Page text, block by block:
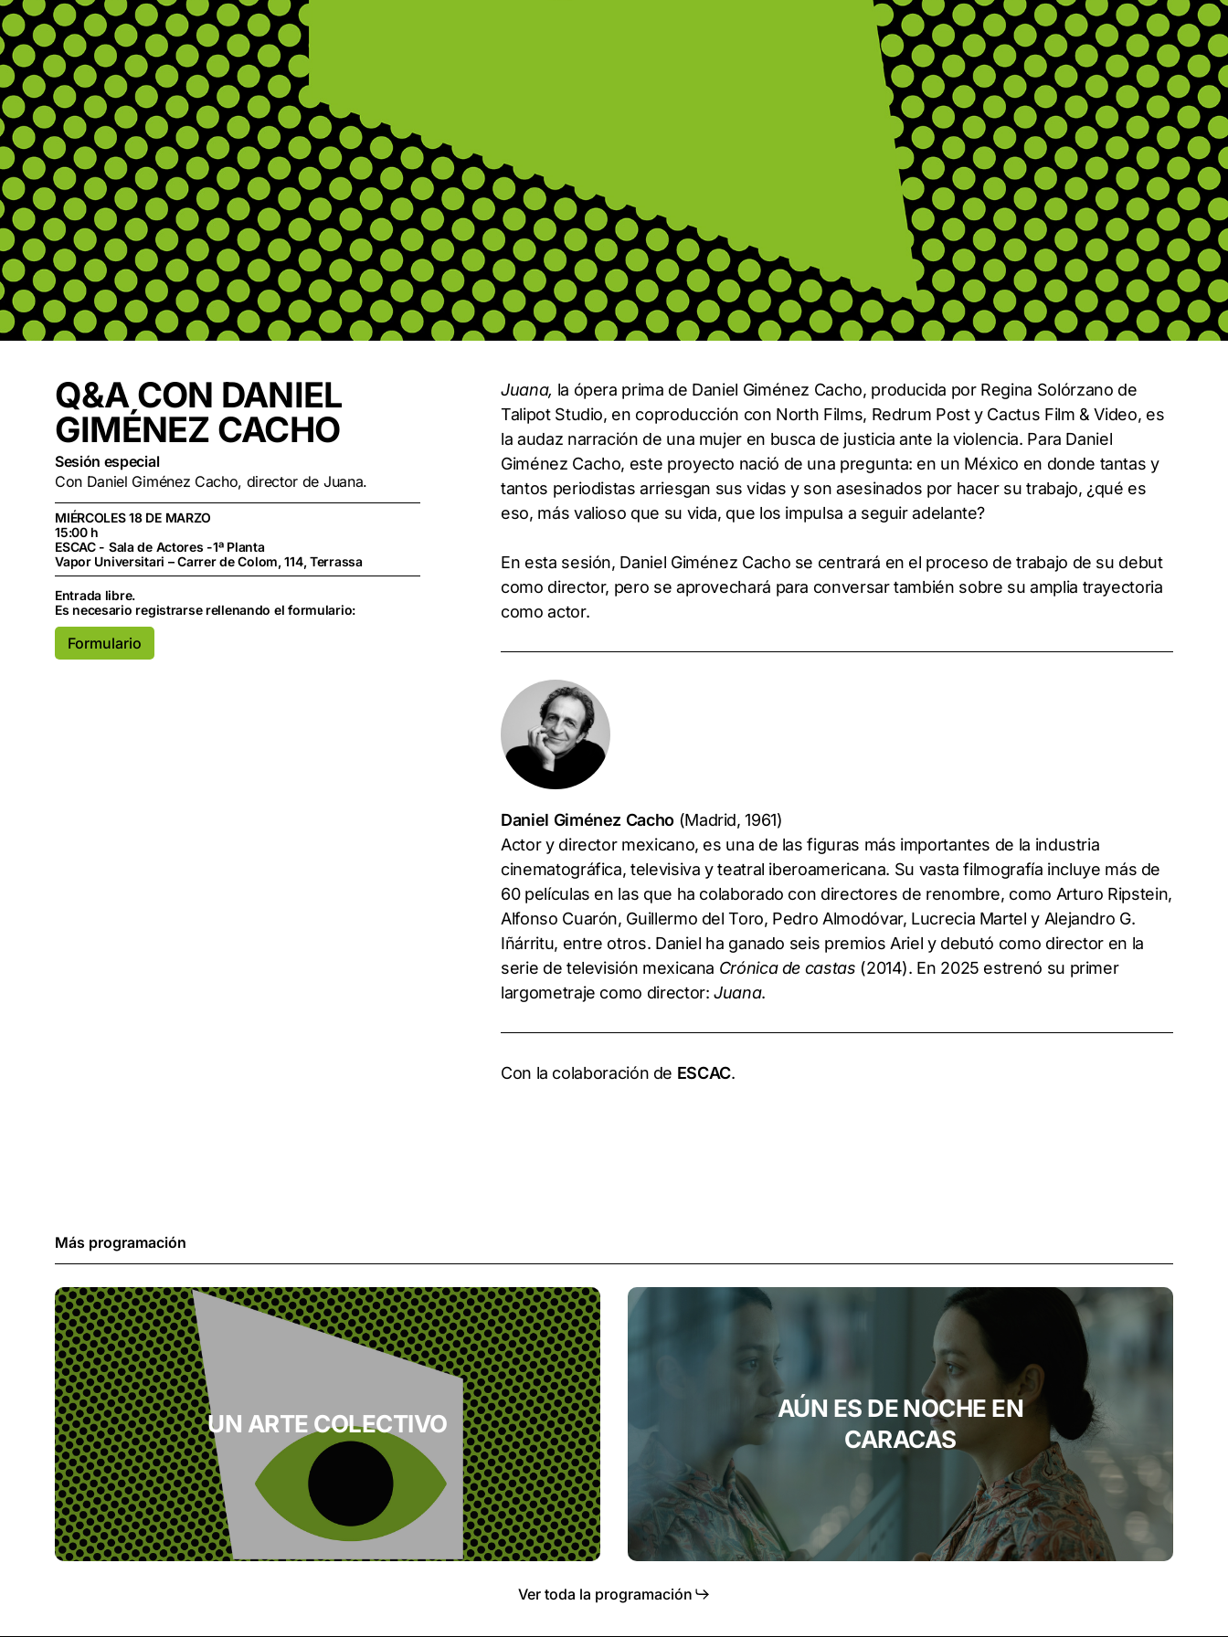
Q&A CON DANIEL
GIMÉNEZ CACHO
Sesión especial
Con Daniel Giménez Cacho, director de Juana.
MIÉRCOLES 18 DE MARZO
15:00 h
ESCAC - Sala de Actores -1ª Planta
Vapor Universitari – Carrer de Colom, 114, Terrassa
Entrada libre.
Es necesario registrarse rellenando el formulario:
Formulario
Juana, la ópera prima de Daniel Giménez Cacho, producida por Regina Solórzano de
Talipot Studio, en coproducción con North Films, Redrum Post y Cactus Film & Video, es
la audaz narración de una mujer en busca de justicia ante la violencia. Para Daniel
Giménez Cacho, este proyecto nació de una pregunta: en un México en donde tantas y
tantos periodistas arriesgan sus vidas y son asesinados por hacer su trabajo, ¿qué es
eso, más valioso que su vida, que los impulsa a seguir adelante?
En esta sesión, Daniel Giménez Cacho se centrará en el proceso de trabajo de su debut
como director, pero se aprovechará para conversar también sobre su amplia trayectoria
como actor.
Daniel Giménez Cacho(Madrid, 1961)
Actor y director mexicano, es una de las figuras más importantes de la industria
cinematográfica, televisiva y teatral iberoamericana. Su vasta filmografía incluye más de
60 películas en las que ha colaborado con directores de renombre, como Arturo Ripstein,
Alfonso Cuarón, Guillermo del Toro, Pedro Almodóvar, Lucrecia Martel y Alejandro G.
Iñárritu, entre otros. Daniel ha ganado seis premios Ariel y debutó como director en la
serie de televisión mexicana Crónica de castas (2014). En 2025 estrenó su primer
largometraje como director:Juana.
Con la colaboración de ESCAC.
Más programación
UN ARTE COLECTIVO
AÚN ES DE NOCHE EN
CARACAS
Ver toda la programación